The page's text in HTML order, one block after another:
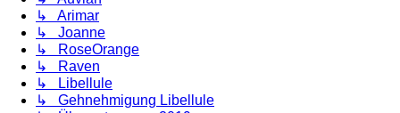
↳ Arimar
↳ Joanne
↳ RoseOrange
↳ Raven
↳ Libellule
↳ Gehnehmigung Libellule